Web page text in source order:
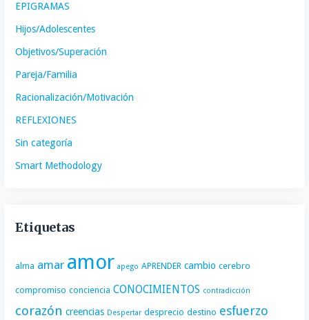
EPIGRAMAS
Hijos/Adolescentes
Objetivos/Superación
Pareja/Familia
Racionalización/Motivación
REFLEXIONES
Sin categoría
Smart Methodology
Etiquetas
alma amar amor apego APRENDER cambio cerebro
compromiso conciencia CONOCIMIENTOS contradicción
corazón creencias Despertar desprecio destino esfuerzo